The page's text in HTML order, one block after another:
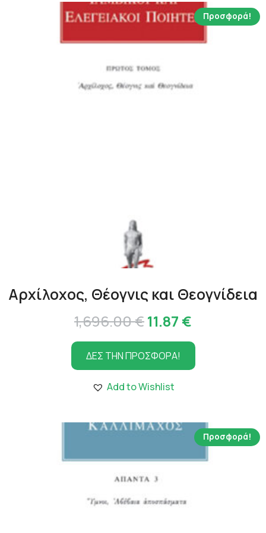
Προσφορά!
Αρχίλοχος, Θέογνις και Θεογνίδεια
1,696.00€Original
price
was:
1,696.00 €.
11.87 €
τρέχουσα
τιμή
ΔΕΣ ΤΗΝ ΠΡΟΣΦΟΡΑ!
Add to Wishlist
Προσφορά!